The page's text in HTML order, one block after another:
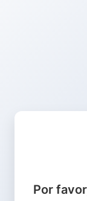
Por